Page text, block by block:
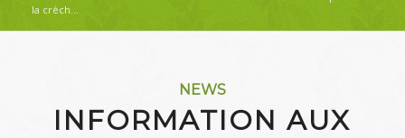
la crèch...
NEWS
INFORMATION AUX